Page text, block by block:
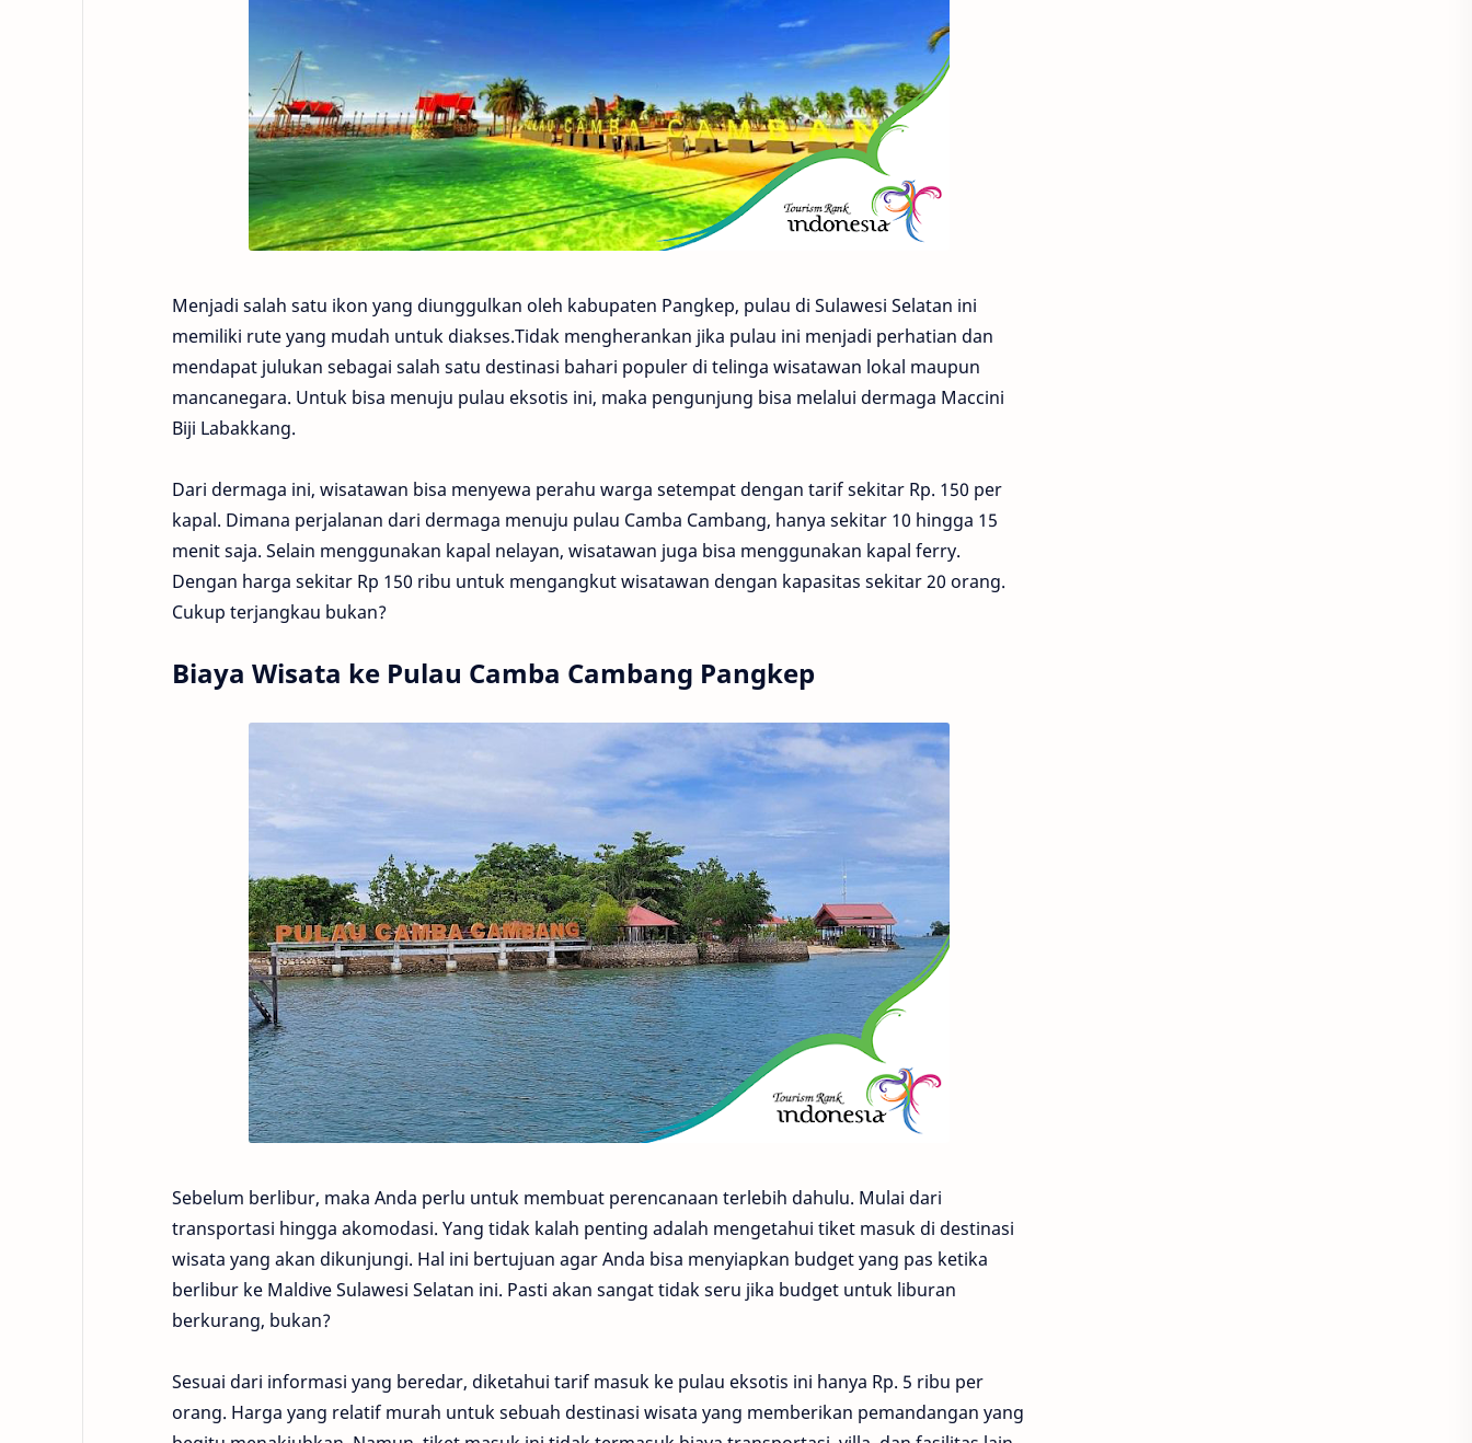
Menjadi salah satu ikon yang diunggulkan oleh kabupaten Pangkep, pulau di Sulawesi Selatan ini
memiliki rute yang mudah untuk diakses.Tidak mengherankan jika pulau ini menjadi perhatian dan
mendapat julukan sebagai salah satu destinasi bahari populer di telinga wisatawan lokal maupun
mancanegara. Untuk bisa menuju pulau eksotis ini, maka pengunjung bisa melalui dermaga Maccini
Biji Labakkang.
Dari dermaga ini, wisatawan bisa menyewa perahu warga setempat dengan tarif sekitar Rp. 150 per
kapal. Dimana perjalanan dari dermaga menuju pulau Camba Cambang, hanya sekitar 10 hingga 15
menit saja. Selain menggunakan kapal nelayan, wisatawan juga bisa menggunakan kapal ferry.
Dengan harga sekitar Rp 150 ribu untuk mengangkut wisatawan dengan kapasitas sekitar 20 orang.
Cukup terjangkau bukan?
Biaya Wisata ke Pulau Camba Cambang Pangkep
Sebelum berlibur, maka Anda perlu untuk membuat perencanaan terlebih dahulu. Mulai dari
transportasi hingga akomodasi. Yang tidak kalah penting adalah mengetahui tiket masuk di destinasi
wisata yang akan dikunjungi. Hal ini bertujuan agar Anda bisa menyiapkan budget yang pas ketika
berlibur ke Maldive Sulawesi Selatan ini. Pasti akan sangat tidak seru jika budget untuk liburan
berkurang, bukan?
Sesuai dari informasi yang beredar, diketahui tarif masuk ke pulau eksotis ini hanya Rp. 5 ribu per
orang. Harga yang relatif murah untuk sebuah destinasi wisata yang memberikan pemandangan yang